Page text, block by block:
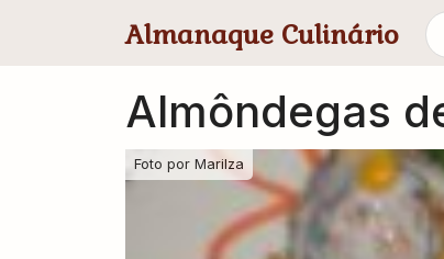
Almanaque Culinário
Almôndegas
Foto por Marilza